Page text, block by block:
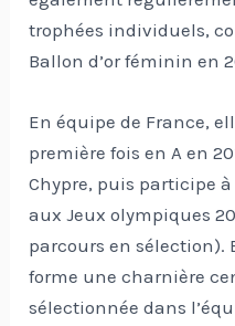
trophées individuels,
Ballon d’or féminin en
En équipe de France,
première fois en A en
Chypre, puis participe à
aux Jeux olympiques
parcours en sélection).
forme une charnière
sélectionnée dans